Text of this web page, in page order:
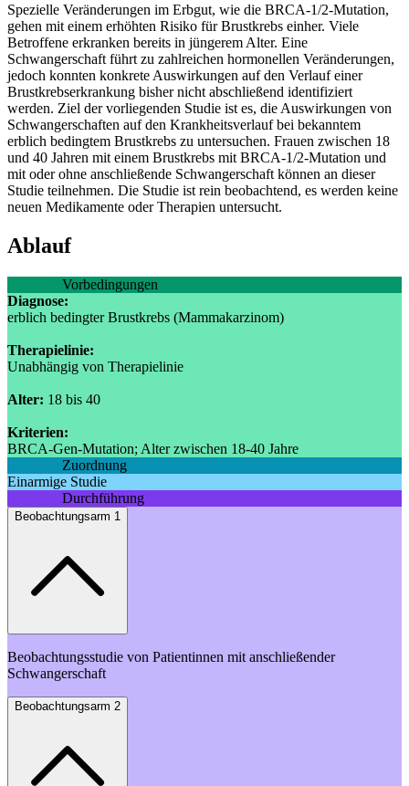
Spezielle Veränderungen im Erbgut, wie die BRCA-1/2-Mutation,
gehen mit einem erhöhten Risiko für Brustkrebs einher. Viele
Betroffene erkranken bereits in jüngerem Alter. Eine
Schwangerschaft führt zu zahlreichen hormonellen Veränderungen,
jedoch konnten konkrete Auswirkungen auf den Verlauf einer
Brustkrebserkrankung bisher nicht abschließend identifiziert
werden. Ziel der vorliegenden Studie ist es, die Auswirkungen von
Schwangerschaften auf den Krankheitsverlauf bei bekanntem
erblich bedingtem Brustkrebs zu untersuchen. Frauen zwischen 18
und 40 Jahren mit einem Brustkrebs mit BRCA-1/2-Mutation und
mit oder ohne anschließende Schwangerschaft können an dieser
Studie teilnehmen. Die Studie ist rein beobachtend, es werden keine
neuen Medikamente oder Therapien untersucht.
Ablauf
Vorbedingungen
Diagnose:
erblich bedingter Brustkrebs (Mammakarzinom)
Therapielinie:
Unabhängig von Therapielinie
Alter: 18 bis 40
Kriterien:
BRCA-Gen-Mutation; Alter zwischen 18-40 Jahre
Zuordnung
Einarmige Studie
Durchführung
Beobachtungsarm 1
Beobachtungsstudie von Patientinnen mit anschließender
Schwangerschaft
Beobachtungsarm 2